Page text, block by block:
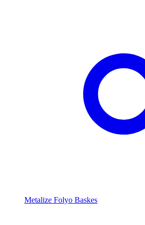
Metalize Folyo Baskes